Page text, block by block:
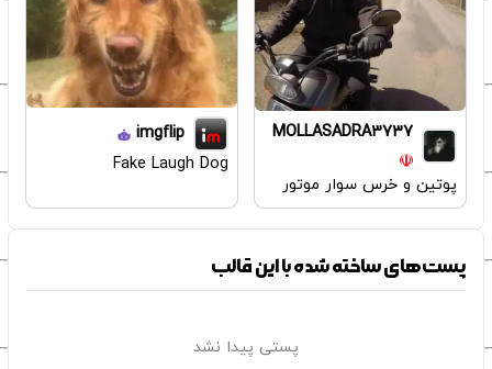
MOLLASADRA3737
پوتین و خرس سوار موتور
imgflip
Fake Laugh Dog
پست‌های ساخته شده با این قالب
پستی پیدا نشد